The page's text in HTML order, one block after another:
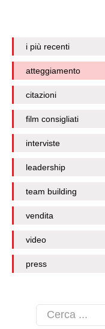
i più recenti
atteggiamento
citazioni
film consigliati
interviste
leadership
team building
vendita
video
press